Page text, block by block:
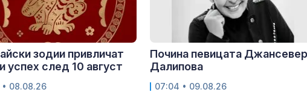
зодии привличат
успех след 10 август
• 08.08.26
Почина певицата Джансевер
Далипова
07:04 • 09.08.26